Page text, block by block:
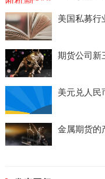
美国私募行
期货公司新
美元兑人民
金属期货的